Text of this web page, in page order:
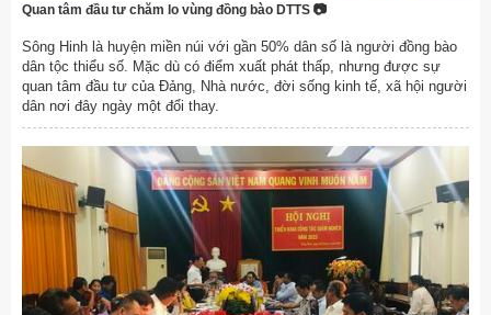
Quan tâm đầu tư chăm lo vùng đồng bào DTTS 📷
Sông Hinh là huyện miền núi với gần 50% dân số là người đồng bào
dân tộc thiểu số. Mặc dù có điểm xuất phát thấp, nhưng được sự
quan tâm đầu tư của Đảng, Nhà nước, đời sống kinh tế, xã hội người
dân nơi đây ngày một đổi thay.